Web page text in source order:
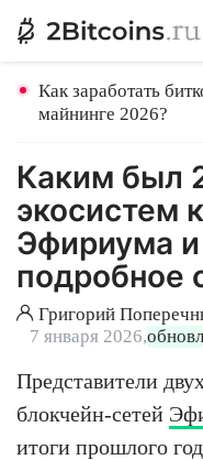
Как заработать
майнинге 2026?
Каким был
экосистем
Эфириума
подробное
Григорий
7 января 2026,
Представители
блокчейн-сетей
итоги прошлого